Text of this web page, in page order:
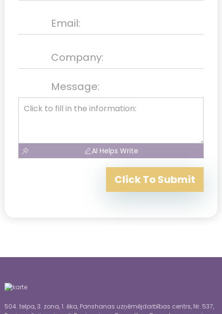
Message:
AI Helps Write
Click To Submit
504. telpa, 3. zona, 1. ēka, Panshanas uzņēmējdarbības centrs, Nr. 537,